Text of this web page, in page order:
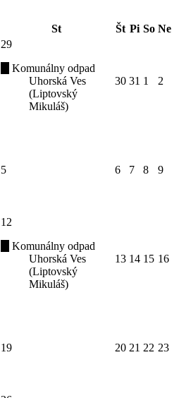
St Št Pi So Ne
29
Komunálny odpad
Uhorská Ves
(Liptovský
Mikuláš)
30 31 1 2
5 6 7 8 9
12
Komunálny odpad
Uhorská Ves
(Liptovský
Mikuláš)
13 14 15 16
19 20 21 22 23